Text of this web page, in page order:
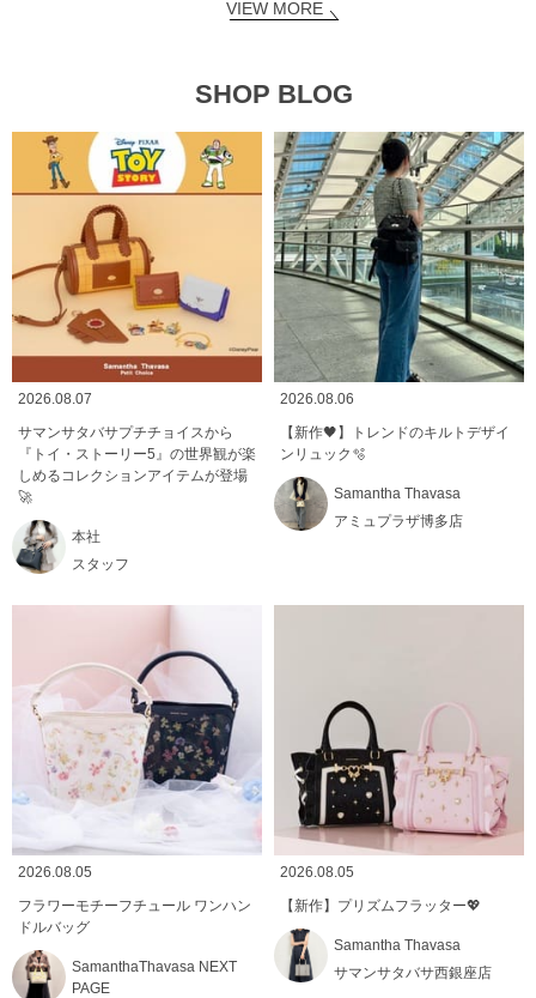
VIEW MORE
SHOP BLOG
2026.08.07
サマンサタバサプチチョイスから
『トイ・ストーリー5』の世界観が楽
しめるコレクションアイテムが登場
🚀
本社
スタッフ
2026.08.06
【新作🖤】トレンドのキルトデザイ
ンリュック🫧
Samantha Thavasa
アミュプラザ博多店
2026.08.05
フラワーモチーフチュール ワンハン
ドルバッグ
SamanthaThavasa NEXT
PAGE
2026.08.05
【新作】プリズムフラッター💖
Samantha Thavasa
サマンサタバサ西銀座店